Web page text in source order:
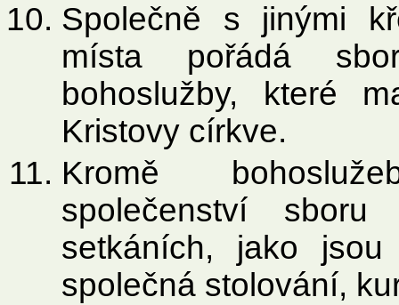
Společně s jinými
místa pořádá
bohoslužby, které
Kristovy církve.
Kromě
společenství
setkáních, jako
společná stolování,